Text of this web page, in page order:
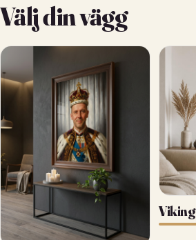
Välj din vägg
Viking